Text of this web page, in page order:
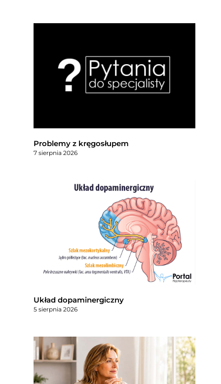
Problemy z kręgosłupem
7 sierpnia 2026
Układ dopaminergiczny
5 sierpnia 2026